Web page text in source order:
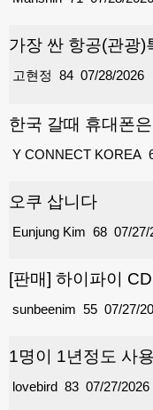
가장 싼 항공(관광
84
고현정 07/28/2026
한국 갈때 휴대폰
Y CONNECT KOREA
오쿠 삽니다
68
Eunjung Kim 07/27/
[판매] 하이파이
55
sunbeenim 07/27/
1명이 1년정도 사
83
lovebird 07/27/2026